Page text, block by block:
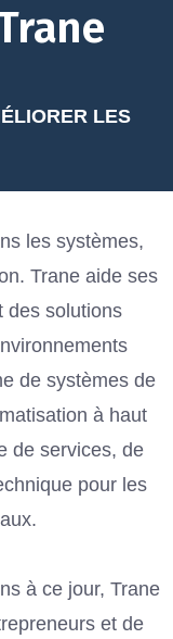
LES
les systèmes,
Trane aide ses
des solutions
de systèmes de
à haut
de services, de
pour les
à ce jour, Trane
et de